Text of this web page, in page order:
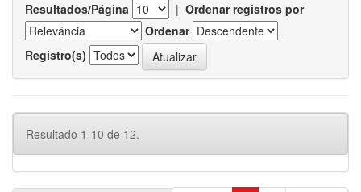
Resultados/Página | Ordenar registros por
Ordenar
Registro(s)
Resultado 1-10 de 12.